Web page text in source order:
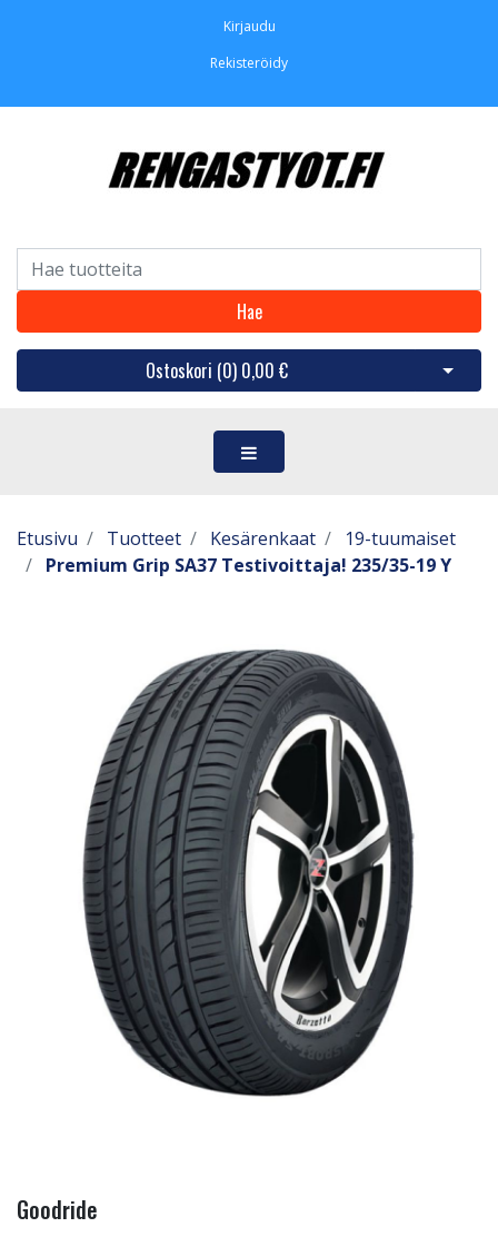
Kirjaudu
Rekisteröidy
Hae
Ostoskori (0) 0,00 € Avaa
Etusivu Tuotteet Kesärenkaat
19-tuumaiset
Premium Grip SA37 Testivoittaja! 235/35-19 Y
Goodride